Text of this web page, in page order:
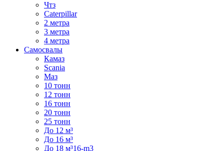
Чтз
Caterpillar
2 метра
3 метра
4 метра
Самосвалы
Камаз
Scania
Маз
10 тонн
12 тонн
16 тонн
20 тонн
25 тонн
До 12 м³
До 16 м³
До 18 м³16-m3